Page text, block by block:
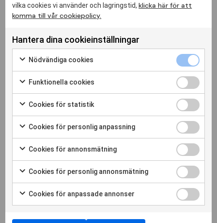
undermåliga intyg för gruppen.
Förbundet ser dock att förslaget skulle
om resttillstånd efter polio till övriga vården
och utbildningsanordnare.
Läs vårt remissvar här:
vilka cookies vi använder och lagringstid,klicka här för att
komma till vår cookiepolicy.
Hantera dina cookieinställningar
Nödvändiga cookies
Funktionella cookies
Cookies för statistik
Cookies för personlig anpassning
Cookies för annonsmätning
Cookies för personlig annonsmätning
Cookies för anpassade annonser